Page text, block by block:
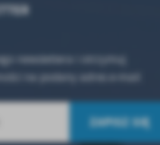
newslettera i otrzymuj
na podany adres e-mail